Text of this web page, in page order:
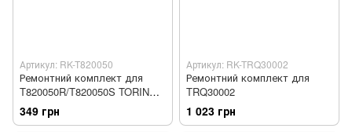
Артикул: RK-T820050
Ремонтний комплект для
T820050R/T820050S TORIN
RK-T820050R
349 грн
Артикул: RK-TRQ30002
Ремонтний комплект для
TRQ30002
1 023 грн